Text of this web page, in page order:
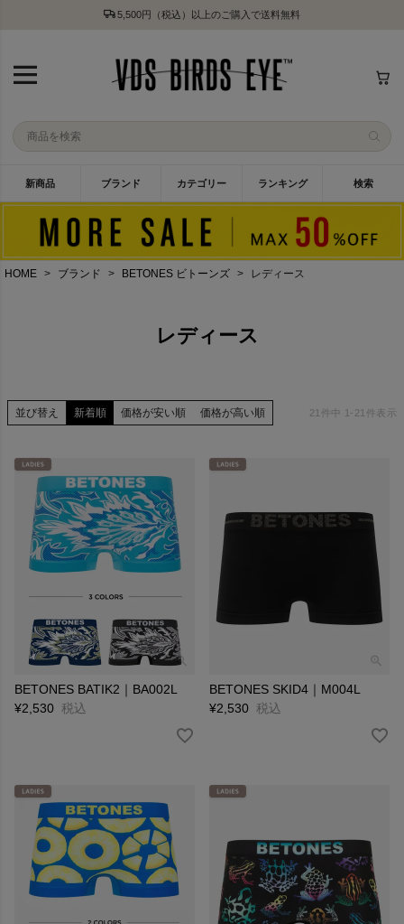
5,500円（税込）以上のご購入で送料無料
新商品 ブランド カテゴリー ランキング 検索
HOME ブランド BETONES ビトーンズ レディース
レディース
並び替え 新着順 価格が安い順 価格が高い順 21 件中 1 - 21 件表示
BETONES BATIK2｜BA002L
¥2,530 税込
BETONES SKID4｜M004L
¥2,530 税込